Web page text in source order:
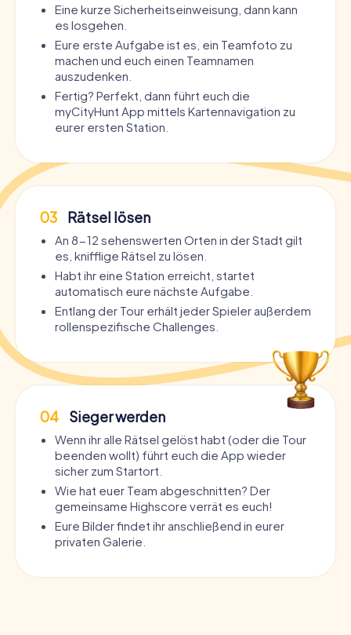
Eine kurze Sicherheitseinweisung, dann kann
es losgehen.
Eure erste Aufgabe ist es, ein Teamfoto zu
machen und euch einen Teamnamen
auszudenken.
Fertig? Perfekt, dann führt euch die
myCityHunt App mittels Kartennavigation zu
eurer ersten Station.
03 Rätsel lösen
An 8-12 sehenswerten Orten in der Stadt gilt
es, knifflige Rätsel zu lösen.
Habt ihr eine Station erreicht, startet
automatisch eure nächste Aufgabe.
Entlang der Tour erhält jeder Spieler außerdem
rollenspezifische Challenges.
04 Sieger werden
Wenn ihr alle Rätsel gelöst habt (oder die Tour
beenden wollt) führt euch die App wieder
sicher zum Startort.
Wie hat euer Team abgeschnitten? Der
gemeinsame Highscore verrät es euch!
Eure Bilder findet ihr anschließend in eurer
privaten Galerie.